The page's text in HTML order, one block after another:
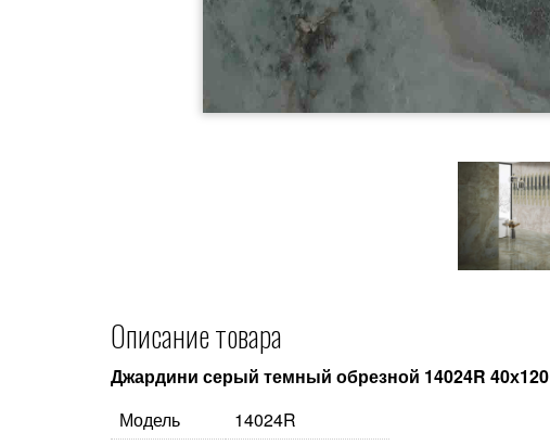
Описание товара
Джардини серый темный обрезной 14024R 40х120
Модель
14024R